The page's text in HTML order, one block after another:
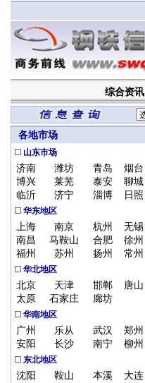
综合资讯
各地市场
山东市场
济南 潍坊 青岛
烟台
博兴
莱芜 泰安
聊城
临沂
济宁 淄博 日照
华东地区
上海 南京 杭州
无锡
南昌
马鞍山 合肥
徐州
福州
苏州 扬州 常州
华北地区
北京 天津 邯郸
唐山
太原
石家庄 廊坊
华南地区
广州 乐从 武汉
郑州
安阳
长沙 南宁 柳州
东北地区
沈阳 鞍山 本溪
大连